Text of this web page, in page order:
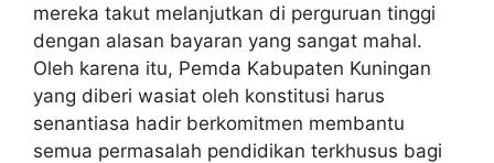
mereka takut melanjutkan di perguruan tinggi
dengan alasan bayaran yang sangat mahal.
Oleh karena itu, Pemda Kabupaten Kuningan
yang diberi wasiat oleh konstitusi harus
senantiasa hadir berkomitmen membantu
semua permasalah pendidikan terkhusus bagi